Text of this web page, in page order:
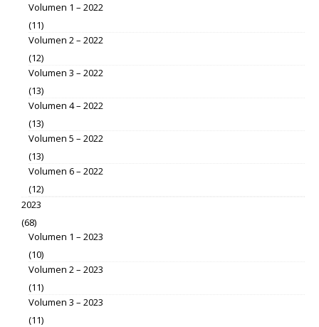
Volumen 1 – 2022
(11)
Volumen 2 – 2022
(12)
Volumen 3 – 2022
(13)
Volumen 4 – 2022
(13)
Volumen 5 – 2022
(13)
Volumen 6 – 2022
(12)
2023
(68)
Volumen 1 – 2023
(10)
Volumen 2 – 2023
(11)
Volumen 3 – 2023
(11)